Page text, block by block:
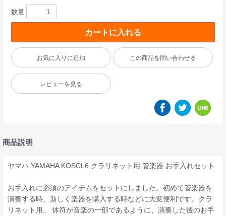
数量
カートに入れる
お気に入りに追加 この商品を問い合わせる
レビューを見る
商品説明
ヤマハ YAMAHA KOSCL6 クラリネット用 管楽器 お手入れセット
お手入れに必須のアイテムをセットにしました。初めて管楽器を
演奏する時、新しく楽器を購入する時などに大変便利です。クラ
リネット用。 休符が音楽の一部であるように、演奏した後のお手